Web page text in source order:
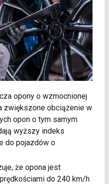
opony o wzmocnionej
zwiększone obciążenie w
opon o tym samym
wyższy indeks
do pojazdów o
że opona jest
do 240 km/h